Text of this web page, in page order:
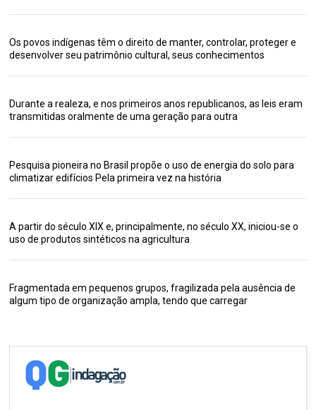
Os povos indígenas têm o direito de manter, controlar, proteger e
desenvolver seu patrimônio cultural, seus conhecimentos
Durante a realeza, e nos primeiros anos republicanos, as leis eram
transmitidas oralmente de uma geração para outra
Pesquisa pioneira no Brasil propõe o uso de energia do solo para
climatizar edifícios Pela primeira vez na história
A partir do século XIX e, principalmente, no século XX, iniciou-se o
uso de produtos sintéticos na agricultura
Fragmentada em pequenos grupos, fragilizada pela ausência de
algum tipo de organização ampla, tendo que carregar